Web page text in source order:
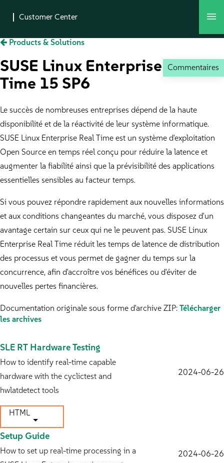
Commentaires
Products & Solutions
SUSE Linux Enterprise Real
Time 15 SP6
Le succès de nombreuses entreprises dépend de la haute
disponibilité et de la réactivité de leur système informatique.
SUSE Linux Enterprise Real Time est un système d'exploitation
Open Source en temps réel conçu pour réduire la latence et
augmenter la fiabilité ainsi que la prévisibilité des applications
essentielles sensibles au facteur temps.
Si vous pouvez répondre rapidement aux nouvelles informations
et aux conditions changeantes du marché, vous disposez d'un
avantage certain sur ceux qui ne le peuvent pas. SUSE Linux
Enterprise Real Time réduit les temps de latence de distribution
des processus et vous permet de gagner du temps sur la
concurrence, afin d'accroître vos bénéfices ou d'éviter de
nouvelles pertes financières.
Documentation originale sous forme d'archive ZIP: Télécharger
les archives
SLE RT Hardware Testing
How to identify real-time capable
hardware with the cyclictest and
hwlatdetect tools
2024-06-26
HTML
Setup Guide
How to set up real-time processing in a
2024-06-26